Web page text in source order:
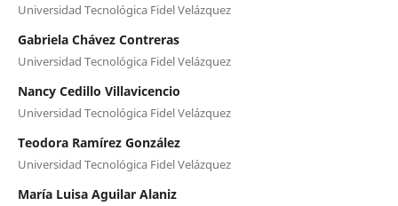
Universidad Tecnológica Fidel Velázquez
Gabriela Chávez Contreras
Universidad Tecnológica Fidel Velázquez
Nancy Cedillo Villavicencio
Universidad Tecnológica Fidel Velázquez
Teodora Ramírez González
Universidad Tecnológica Fidel Velázquez
María Luisa Aguilar Alaniz